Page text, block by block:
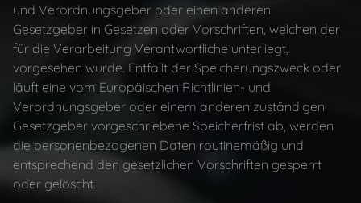
und Verordnungsgeber oder einen anderen
Gesetzgeber in Gesetzen oder Vorschriften, welchen der
für die Verarbeitung Verantwortliche unterliegt,
vorgesehen wurde. Entfällt der Speicherungszweck oder
läuft eine vom Europäischen Richtlinien- und
Verordnungsgeber oder einem anderen zuständigen
Gesetzgeber vorgeschriebene Speicherfrist ab, werden
die personenbezogenen Daten routinemäßig und
entsprechend den gesetzlichen Vorschriften gesperrt
oder gelöscht.